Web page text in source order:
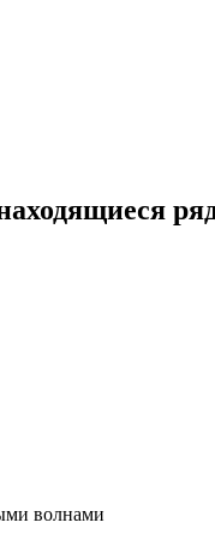
волнами